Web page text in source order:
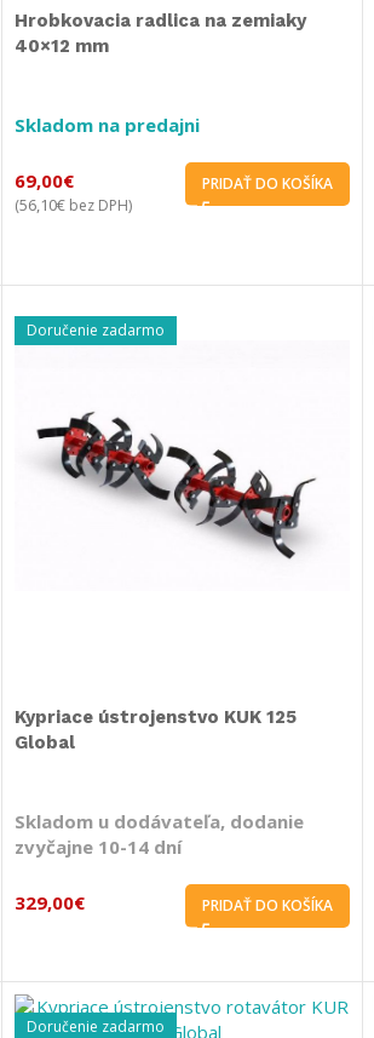
Hrobkovacia radlica na zemiaky
40×12 mm
Skladom na predajni
69,00€
(56,10€ bez DPH)
PRIDAŤ DO KOŠÍKA
Doručenie zadarmo
Kypriace ústrojenstvo KUK 125
Global
Skladom u dodávateľa, dodanie
zvyčajne 10-14 dní
329,00€ PRIDAŤ DO KOŠÍKA
Doručenie zadarmo